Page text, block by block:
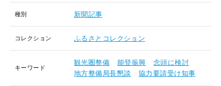
種別 新聞記事
コレクション ふるさとコレクション
キーワード
観光圏整備 能登振興
念頭に検討
地方整備局長懇談
協力要請受け知事